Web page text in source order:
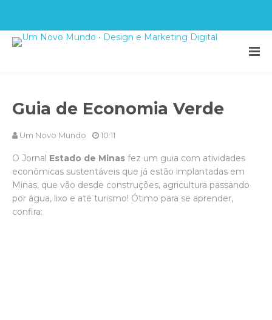
Guia de Economia Verde
Um Novo Mundo 10:11
O Jornal Estado de Minas fez um guia com atividades
econômicas sustentáveis que já estão implantadas em
Minas, que vão desde construções, agricultura passando
por água, lixo e até turismo! Ótimo para se aprender,
confira: